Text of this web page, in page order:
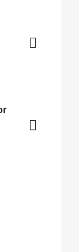

